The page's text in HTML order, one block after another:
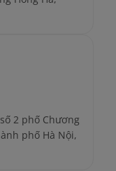
2 phố Chương
phố Hà Nội,